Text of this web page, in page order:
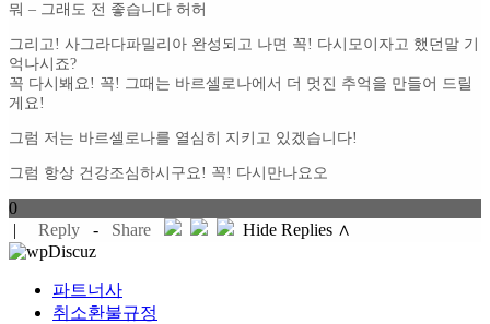
뭐 – 그래도 전 좋습니다 허허
그리고! 사그라다파밀리아 완성되고 나면 꼭! 다시모이자고 했던말 기
억나시죠?
꼭 다시봬요! 꼭! 그때는 바르셀로나에서 더 멋진 추억을 만들어 드릴
게요!
그럼 저는 바르셀로나를 열심히 지키고 있겠습니다!
그럼 항상 건강조심하시구요! 꼭! 다시만나요오
0
|
Reply - Share Hide Replies ∧
파트너사
취소환불규정